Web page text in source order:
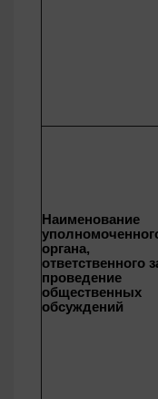
Наименование
органа,
ответственного
проведение
общественных
обсуждений